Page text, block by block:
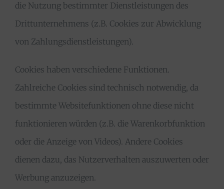
die Nutzung bestimmter Dienstleistungen des
Drittunternehmens (z.B. Cookies zur Abwicklung
von Zahlungsdienstleistungen).
Cookies haben verschiedene Funktionen.
Zahlreiche Cookies sind technisch notwendig, da
bestimmte Websitefunktionen ohne diese nicht
funktionieren würden (z.B. die Warenkorbfunktion
oder die Anzeige von Videos). Andere Cookies
dienen dazu, das Nutzerverhalten auszuwerten oder
Werbung anzuzeigen.